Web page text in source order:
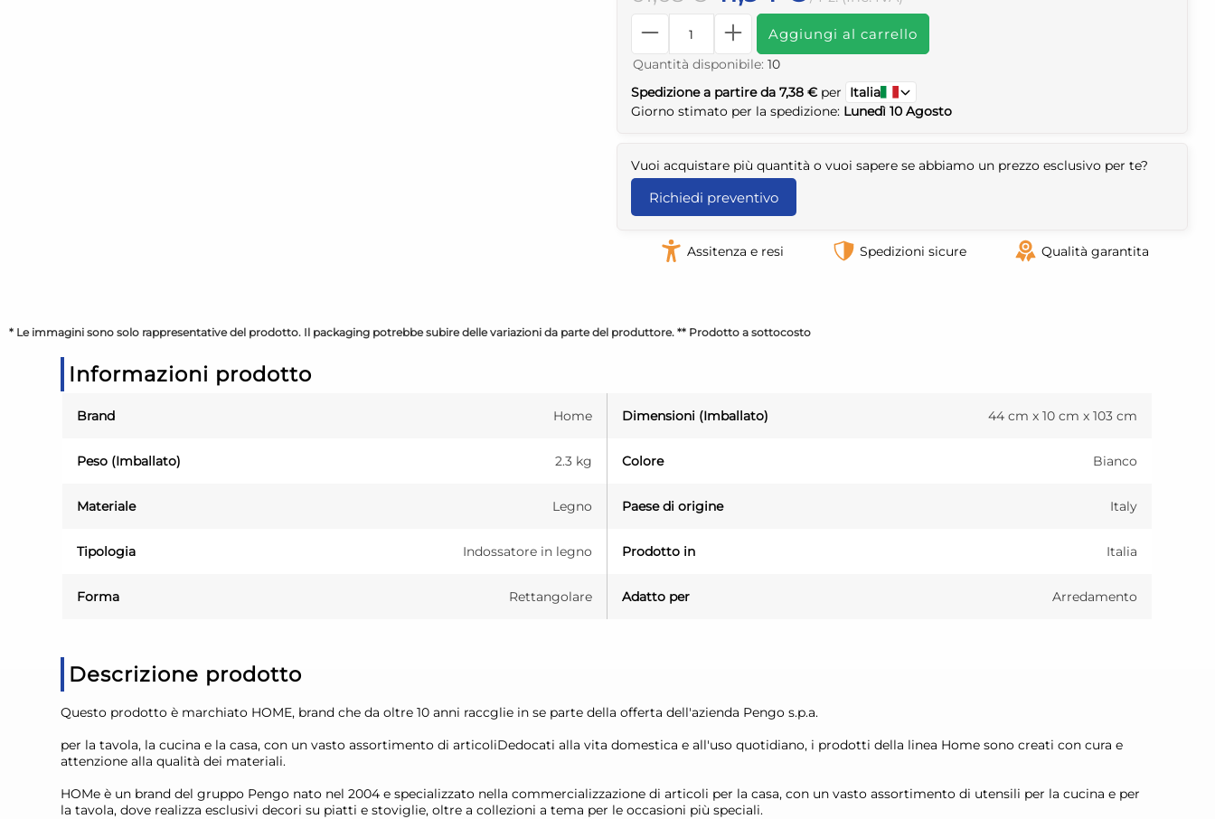
Aggiungi al carrello
Quantità disponibile: 10
Spedizione a partire da 7,38 € per
Italia
Giorno stimato per la spedizione: Lunedì 10 Agosto
Vuoi acquistare più quantità o vuoi sapere se abbiamo un prezzo esclusivo per te?
Richiedi preventivo
Assitenza e resi Spedizioni sicure Qualità garantita
* Le immagini sono solo rappresentative del prodotto. Il packaging potrebbe subire delle variazioni da parte del produttore. ** Prodotto a sottocosto
Informazioni prodotto
Brand Home Dimensioni (Imballato) 44 cm x 10 cm x 103 cm
Peso (Imballato) 2.3 kg Colore Bianco
Materiale Legno Paese di origine Italy
Tipologia Indossatore in legno Prodotto in Italia
Forma Rettangolare Adatto per Arredamento
Descrizione prodotto
Questo prodotto è marchiato HOME, brand che da oltre 10 anni raccglie in se parte della offerta dell'azienda Pengo s.p.a.
per la tavola, la cucina e la casa, con un vasto assortimento di articoliDedocati alla vita domestica e all'uso quotidiano, i prodotti della linea Home sono creati con cura e
attenzione alla qualità dei materiali.
HOMe è un brand del gruppo Pengo nato nel 2004 e specializzato nella commercializzazione di articoli per la casa, con un vasto assortimento di utensili per la cucina e per
la tavola, dove realizza esclusivi decori su piatti e stoviglie, oltre a collezioni a tema per le occasioni più speciali.